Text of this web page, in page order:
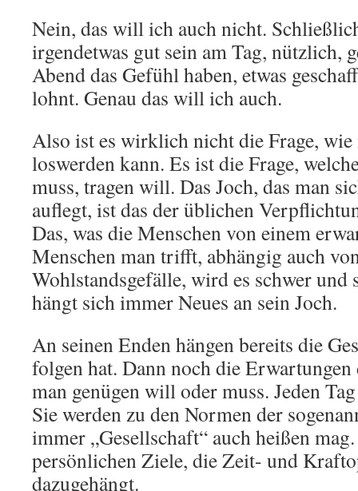
Nein, das will ich auch nicht.
irgendetwas gut sein am Tag, nützlich,
Abend das Gefühl haben, etwas
lohnt. Genau das will ich auch.
Also ist es wirklich nicht die Frage, wie
loswerden kann. Es ist die Frage,
muss, tragen will. Das Joch, das man
auflegt, ist das der üblichen
Das, was die Menschen von einem
Menschen man trifft, abhängig auch
Wohlstandsgefälle, wird es schwer und
hängt sich immer Neues an sein Joch.
An seinen Enden hängen bereits die
folgen hat. Dann noch die
man genügen will oder muss. Jeden
Sie werden zu den Normen der
immer „Gesellschaft“ auch heißen
persönlichen Ziele, die Zeit- und
dazugehängt.